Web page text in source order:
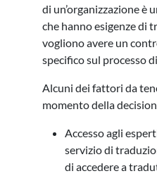
di un’organizzazione è
che hanno esigenze di
vogliono avere un
specifico sul processo
Alcuni dei fattori da
momento della
Accesso agli
servizio di
di accedere a